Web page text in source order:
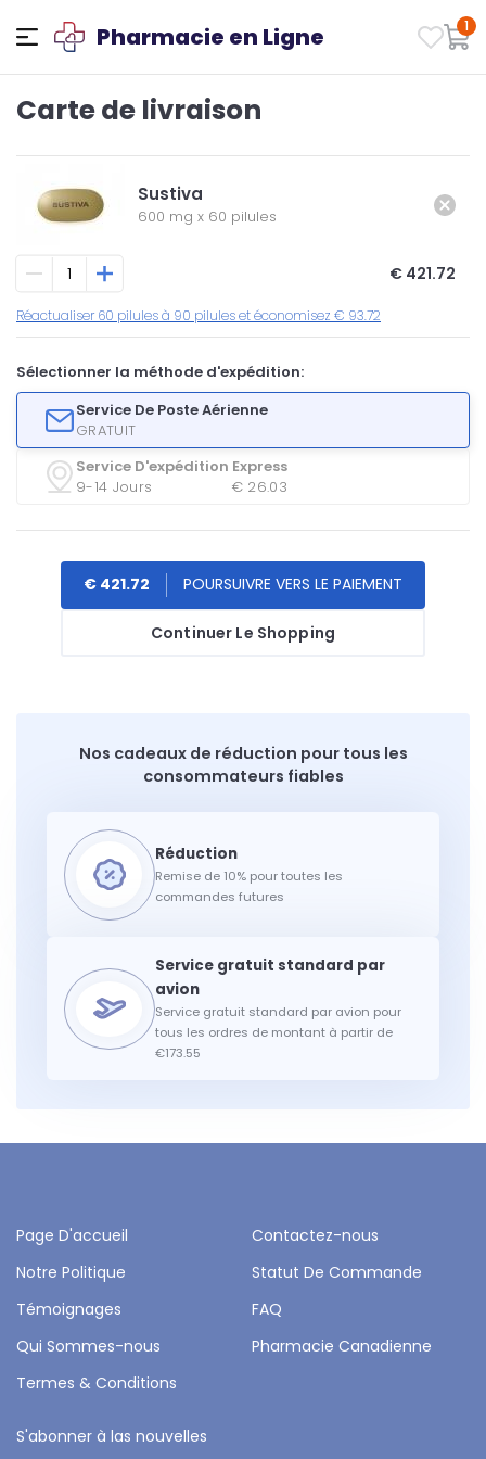
Pharmacie en Ligne 1
Carte de livraison
Sustiva
600 mg x 60 pilules
€ 421.72
Réactualiser 60 pilules à 90 pilules et économisez € 93.72
Sélectionner la méthode d'expédition:
Service De Poste Aérienne
GRATUIT
Service D'expédition Express
9-14 Jours
€ 26.03
Continuer Le Shopping
€ 421.72
Nos cadeaux de réduction pour tous les
consommateurs fiables
Remise de 10% pour toutes les
commandes futures
Service gratuit standard par avion pour
tous les ordres de montant à partir de
€173.55
Page D'accueil
Contactez-nous
Notre Politique
Statut De Commande
Témoignages
FAQ
Qui Sommes-nous
Pharmacie Canadienne
Termes & Conditions
S'abonner à las nouvelles